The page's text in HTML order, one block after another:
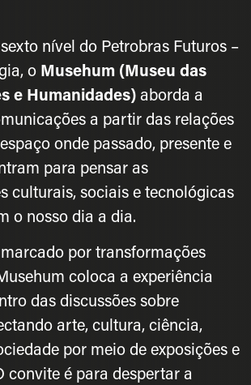
nível do Petrobras Futuros –
o Musehum (Museu das
e Humanidades)aborda a
a partir das relações
onde passado, presente e
para pensar as
culturais, sociais e tecnológicas
o nosso dia a dia.
por transformações
coloca a experiência
das discussões sobre
arte, cultura, ciência,
por meio de exposições e
convite é para despertar a